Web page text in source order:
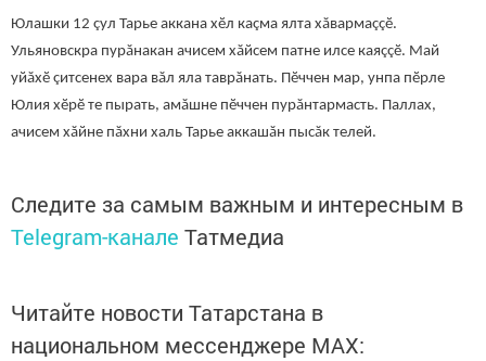
Юлашки 12 çул Тарье аккана хӗл каçма ялта хăвармаççӗ.
Ульяновскра пурăнакан ачисем хăйсем патне илсе каяççӗ. Май
уйăхӗ çитсенех вара вăл яла таврăнать. Пӗччен мар, унпа пӗрле
Юлия хӗрӗ те пырать, амăшне пӗччен пурăнтармасть. Паллах,
ачисем хăйне пăхни халь Тарье аккашăн пысăк телей.
Следите за самым важным и интересным в
Telegram-канале Татмедиа
Читайте новости Татарстана в
национальном мессенджере MАХ: